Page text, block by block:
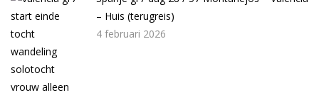
– Huis (terugreis)
4 februari 2026